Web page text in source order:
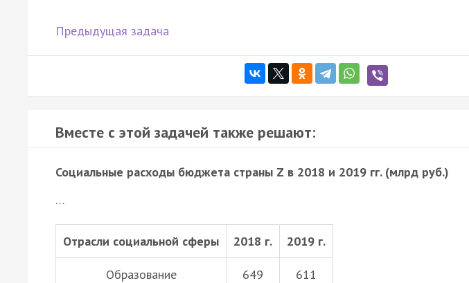
Предыдущая задача
Вместе с этой задачей также решают:
Социальные расходы бюджета страны Z в 2018 и 2019 гг. (млрд руб.)
…
Отрасли социальной сферы 2018 г. 2019 г.
Образование 649 611